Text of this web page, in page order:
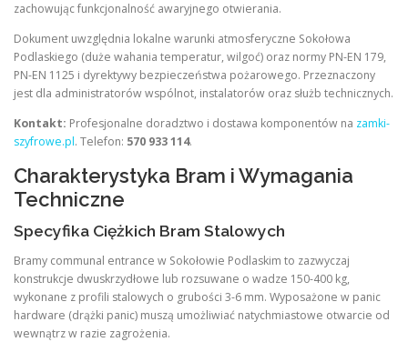
zachowując funkcjonalność awaryjnego otwierania.
Dokument uwzględnia lokalne warunki atmosferyczne Sokołowa
Podlaskiego (duże wahania temperatur, wilgoć) oraz normy PN-EN 179,
PN-EN 1125 i dyrektywy bezpieczeństwa pożarowego. Przeznaczony
jest dla administratorów wspólnot, instalatorów oraz służb technicznych.
Kontakt: Profesjonalne doradztwo i dostawa komponentów na zamki-
szyfrowe.pl. Telefon: 570 933 114.
Charakterystyka Bram i Wymagania
Techniczne
Specyfika Ciężkich Bram Stalowych
Bramy communal entrance w Sokołowie Podlaskim to zazwyczaj
konstrukcje dwuskrzydłowe lub rozsuwane o wadze 150-400 kg,
wykonane z profili stalowych o grubości 3-6 mm. Wyposażone w panic
hardware (drążki panic) muszą umożliwiać natychmiastowe otwarcie od
wewnątrz w razie zagrożenia.